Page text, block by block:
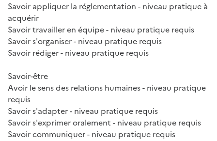
Savoir appliquer la réglementation - niveau pratique à
acquérir
Savoir travailler en équipe - niveau pratique requis
Savoir s'organiser - niveau pratique requis
Savoir rédiger - niveau pratique requis
Savoir-être
Avoir le sens des relations humaines - niveau pratique
requis
Savoir s'adapter - niveau pratique requis
Savoir s'exprimer oralement - niveau pratique requis
Savoir communiquer - niveau pratique requis